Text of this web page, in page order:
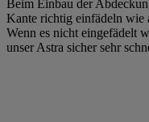
Beim Einbau der
Kante richtig einfädeln wie
Wenn es nicht eingefädelt
unser Astra sicher sehr